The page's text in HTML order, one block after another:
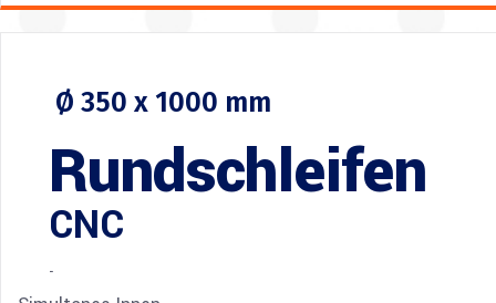
Ø 350 x 1000 mm
Rundschleifen
CNC